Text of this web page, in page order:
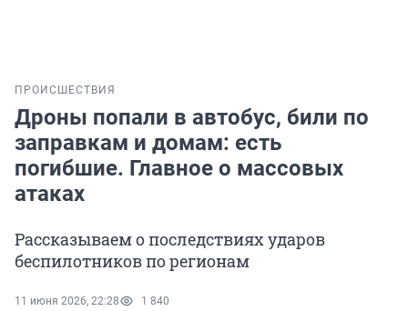
ПРОИСШЕСТВИЯ
Дроны попали в автобус, били по
заправкам и домам: есть
погибшие. Главное о массовых
атаках
Рассказываем о последствиях ударов
беспилотников по регионам
11 июня 2026, 22:28 1 840